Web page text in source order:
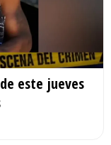
este jueves